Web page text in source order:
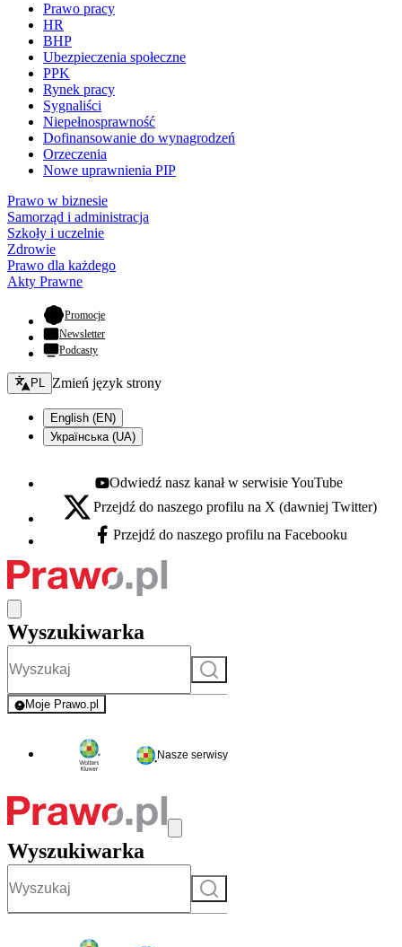
Prawo pracy
HR
BHP
Ubezpieczenia społeczne
PPK
Rynek pracy
Sygnaliści
Niepełnosprawność
Dofinansowanie do wynagrodzeń
Orzeczenia
Nowe uprawnienia PIP
Prawo w biznesie
Samorząd i administracja
Szkoły i uczelnie
Zdrowie
Prawo dla każdego
Akty Prawne
Promocje- otwiera się w nowej karcie
Newsletter
Podcasty
Zmień język - bieżący:
PL Zmień język strony
English (EN)
Українська (UA)
Youtube - otwiera się w nowej karcie
Odwiedź nasz kanał w serwisie YouTube
X - otwiera się w nowej karcie
Przejdź do naszego profilu na X (dawniej Twitter)
Facebook - otwiera się w nowej karcie
Przejdź do naszego profilu na Facebooku
Wyszukiwarka
Szukaj
Moje Prawo.pl
- rejestracja i logowanie do serwisu
Nasze serwisy
Wyszukiwarka
Szukaj